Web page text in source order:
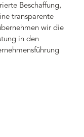
Beschaffung,
transparente
wir die
in den